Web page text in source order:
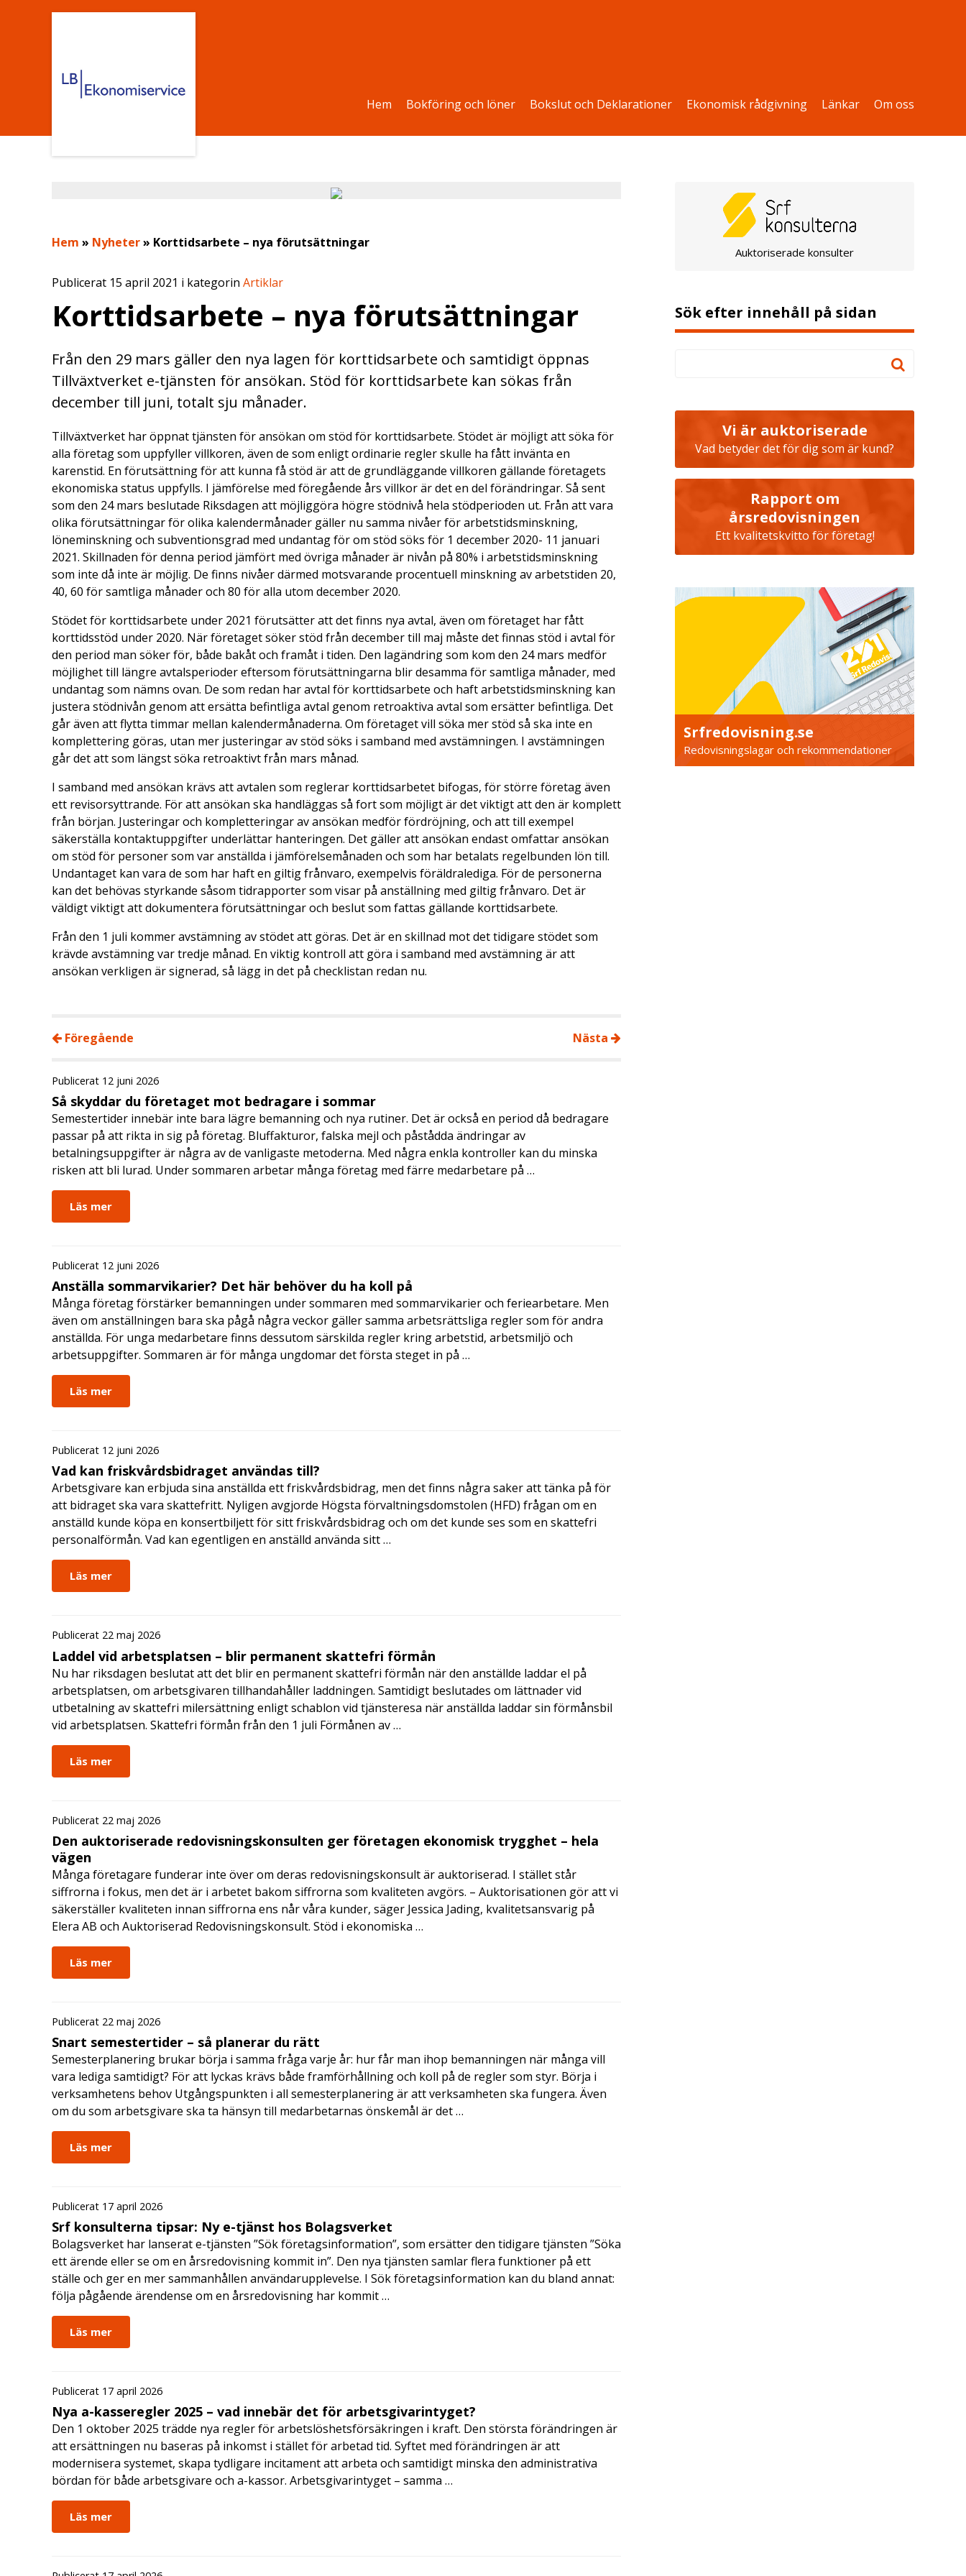
Hem Bokföring och löner Bokslut och Deklarationer Ekonomisk rådgivning Länkar Om oss
Hem » Nyheter» Korttidsarbete – nya förutsättningar
Publicerat 15 april 2021 i kategorin Artiklar
Korttidsarbete – nya förutsättningar
Från den 29 mars gäller den nya lagen för korttidsarbete och samtidigt öppnas
Tillväxtverket e-tjänsten för ansökan. Stöd för korttidsarbete kan sökas från
december till juni, totalt sju månader.
Tillväxtverket har öppnat tjänsten för ansökan om stöd för korttidsarbete. Stödet är möjligt att söka för
alla företag som uppfyller villkoren, även de som enligt ordinarie regler skulle ha fått invänta en
karenstid. En förutsättning för att kunna få stöd är att de grundläggande villkoren gällande företagets
ekonomiska status uppfylls. I jämförelse med föregående års villkor är det en del förändringar. Så sent
som den 24 mars beslutade Riksdagen att möjliggöra högre stödnivå hela stödperioden ut. Från att vara
olika förutsättningar för olika kalendermånader gäller nu samma nivåer för arbetstidsminskning,
löneminskning och subventionsgrad med undantag för om stöd söks för 1 december 2020- 11 januari
2021. Skillnaden för denna period jämfört med övriga månader är nivån på 80% i arbetstidsminskning
som inte då inte är möjlig. De finns nivåer därmed motsvarande procentuell minskning av arbetstiden 20,
40, 60 för samtliga månader och 80 för alla utom december 2020.
Stödet för korttidsarbete under 2021 förutsätter att det finns nya avtal, även om företaget har fått
korttidsstöd under 2020. När företaget söker stöd från december till maj måste det finnas stöd i avtal för
den period man söker för, både bakåt och framåt i tiden. Den lagändring som kom den 24 mars medför
möjlighet till längre avtalsperioder eftersom förutsättningarna blir desamma för samtliga månader, med
undantag som nämns ovan. De som redan har avtal för korttidsarbete och haft arbetstidsminskning kan
justera stödnivån genom att ersätta befintliga avtal genom retroaktiva avtal som ersätter befintliga. Det
går även att flytta timmar mellan kalendermånaderna. Om företaget vill söka mer stöd så ska inte en
komplettering göras, utan mer justeringar av stöd söks i samband med avstämningen. I avstämningen
går det att som längst söka retroaktivt från mars månad.
I samband med ansökan krävs att avtalen som reglerar korttidsarbetet bifogas, för större företag även
ett revisorsyttrande. För att ansökan ska handläggas så fort som möjligt är det viktigt att den är komplett
från början. Justeringar och kompletteringar av ansökan medför fördröjning, och att till exempel
säkerställa kontaktuppgifter underlättar hanteringen. Det gäller att ansökan endast omfattar ansökan
om stöd för personer som var anställda i jämförelsemånaden och som har betalats regelbunden lön till.
Undantaget kan vara de som har haft en giltig frånvaro, exempelvis föräldralediga. För de personerna
kan det behövas styrkande såsom tidrapporter som visar på anställning med giltig frånvaro. Det är
väldigt viktigt att dokumentera förutsättningar och beslut som fattas gällande korttidsarbete.
Från den 1 juli kommer avstämning av stödet att göras. Det är en skillnad mot det tidigare stödet som
krävde avstämning var tredje månad. En viktig kontroll att göra i samband med avstämning är att
ansökan verkligen är signerad, så lägg in det på checklistan redan nu.
Föregående Nästa
Publicerat 12 juni 2026
Så skyddar du företaget mot bedragare i sommar
Semestertider innebär inte bara lägre bemanning och nya rutiner. Det är också en period då bedragare
passar på att rikta in sig på företag. Bluffakturor, falska mejl och påstådda ändringar av
betalningsuppgifter är några av de vanligaste metoderna. Med några enkla kontroller kan du minska
risken att bli lurad. Under sommaren arbetar många företag med färre medarbetare på …
Läs mer
Publicerat 12 juni 2026
Anställa sommarvikarier? Det här behöver du ha koll på
Många företag förstärker bemanningen under sommaren med sommarvikarier och feriearbetare. Men
även om anställningen bara ska pågå några veckor gäller samma arbetsrättsliga regler som för andra
anställda. För unga medarbetare finns dessutom särskilda regler kring arbetstid, arbetsmiljö och
arbetsuppgifter. Sommaren är för många ungdomar det första steget in på …
Läs mer
Publicerat 12 juni 2026
Vad kan friskvårdsbidraget användas till?
Arbetsgivare kan erbjuda sina anställda ett friskvårdsbidrag, men det finns några saker att tänka på för
att bidraget ska vara skattefritt. Nyligen avgjorde Högsta förvaltningsdomstolen (HFD) frågan om en
anställd kunde köpa en konsertbiljett för sitt friskvårdsbidrag och om det kunde ses som en skattefri
personalförmån. Vad kan egentligen en anställd använda sitt …
Läs mer
Publicerat 22 maj 2026
Laddel vid arbetsplatsen – blir permanent skattefri förmån
Nu har riksdagen beslutat att det blir en permanent skattefri förmån när den anställde laddar el på
arbetsplatsen, om arbetsgivaren tillhandahåller laddningen. Samtidigt beslutades om lättnader vid
utbetalning av skattefri milersättning enligt schablon vid tjänsteresa när anställda laddar sin förmånsbil
vid arbetsplatsen. Skattefri förmån från den 1 juli Förmånen av …
Läs mer
Publicerat 22 maj 2026
Den auktoriserade redovisningskonsulten ger företagen ekonomisk trygghet – hela
vägen
Många företagare funderar inte över om deras redovisningskonsult är auktoriserad. I stället står
siffrorna i fokus, men det är i arbetet bakom siffrorna som kvaliteten avgörs. – Auktorisationen gör att vi
säkerställer kvaliteten innan siffrorna ens når våra kunder, säger Jessica Jading, kvalitetsansvarig på
Elera AB och Auktoriserad Redovisningskonsult. Stöd i ekonomiska …
Läs mer
Publicerat 22 maj 2026
Snart semestertider – så planerar du rätt
Semesterplanering brukar börja i samma fråga varje år: hur får man ihop bemanningen när många vill
vara lediga samtidigt? För att lyckas krävs både framförhållning och koll på de regler som styr. Börja i
verksamhetens behov Utgångspunkten i all semesterplanering är att verksamheten ska fungera. Även
om du som arbetsgivare ska ta hänsyn till medarbetarnas önskemål är det …
Läs mer
Publicerat 17 april 2026
Srf konsulterna tipsar: Ny e-tjänst hos Bolagsverket
Bolagsverket har lanserat e-tjänsten ”Sök företagsinformation”, som ersätter den tidigare tjänsten ”Söka
ett ärende eller se om en årsredovisning kommit in”. Den nya tjänsten samlar flera funktioner på ett
ställe och ger en mer sammanhållen användarupplevelse. I Sök företagsinformation kan du bland annat:
följa pågående ärendense om en årsredovisning har kommit …
Läs mer
Publicerat 17 april 2026
Nya a-kasseregler 2025 – vad innebär det för arbetsgivarintyget?
Den 1 oktober 2025 trädde nya regler för arbetslöshetsförsäkringen i kraft. Den största förändringen är
att ersättningen nu baseras på inkomst i stället för arbetad tid. Syftet med förändringen är att
modernisera systemet, skapa tydligare incitament att arbeta och samtidigt minska den administrativa
bördan för både arbetsgivare och a-kassor. Arbetsgivarintyget – samma …
Läs mer
Auktoriserade konsulter
Sök efter innehåll på sidan
Vi är auktoriserade
Vad betyder det för dig som är kund?
Rapport om
årsredovisningen
Ett kvalitetskvitto för företag!
Srfredovisning.se
Redovisningslagar och rekommendationer